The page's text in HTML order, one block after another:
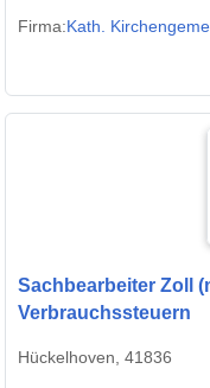
Firma:Kath.
Sachbearbeiter Zoll
Verbrauchssteuern
Hückelhoven, 41836